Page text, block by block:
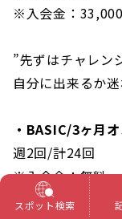
※入会金：
”先ずはチャレン
自分に出来るか
・BASIC/3ヶ月
週2回/計24回
※入会金：無料
スポット検索